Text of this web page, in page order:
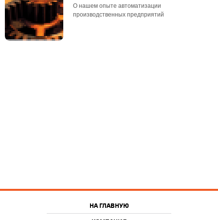
О нашем опыте автоматизации
производственных предприятий
НА ГЛАВНУЮ